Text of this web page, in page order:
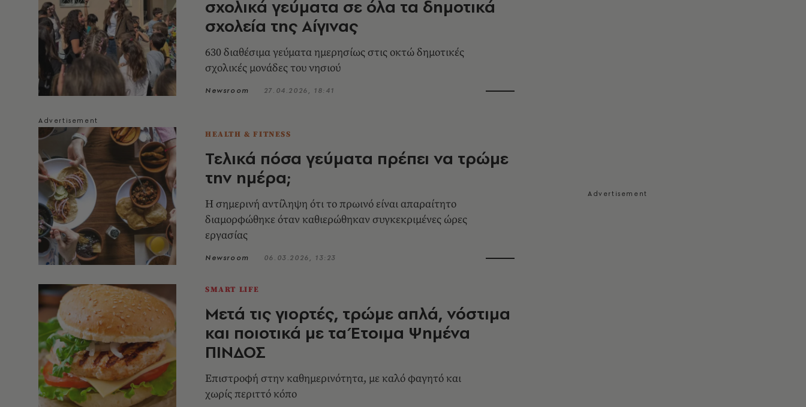
σχολικά γεύματα σε όλα τα δημοτικά
σχολεία της Αίγινας
630 διαθέσιμα γεύματα ημερησίως στις οκτώ δημοτικές
σχολικές μονάδες του νησιού
Newsroom 27.04.2026, 18:41
HEALTH & FITNESS
Τελικά πόσα γεύματα πρέπει να τρώμε
την ημέρα;
Η σημερινή αντίληψη ότι το πρωινό είναι απαραίτητο
διαμορφώθηκε όταν καθιερώθηκαν συγκεκριμένες ώρες
εργασίας
Newsroom 06.03.2026, 13:23
SMART LIFE
Μετά τις γιορτές, τρώμε απλά, νόστιμα
και ποιοτικά με τα Έτοιμα Ψημένα
ΠΙΝΔΟΣ
Επιστροφή στην καθημερινότητα, με καλό φαγητό και
χωρίς περιττό κόπο